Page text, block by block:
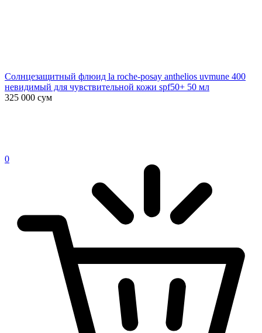
Солнцезащитный флюид la roche-posay anthelios uvmune 400
невидимый для чувствительной кожи spf50+ 50 мл
325 000 сум
0